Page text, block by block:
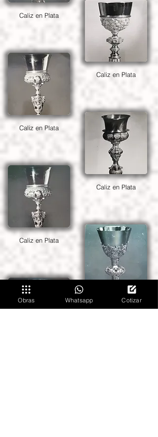
Caliz en Plata
Caliz en Plata
Caliz en Plata
Caliz en Plata
Caliz en Plata
Caliz en Plata.
Obras Whatsapp Cotizar